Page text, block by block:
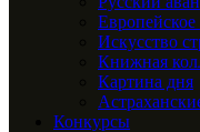
Европейское
Искусство
Книжная
Картина дня
Конкурсы